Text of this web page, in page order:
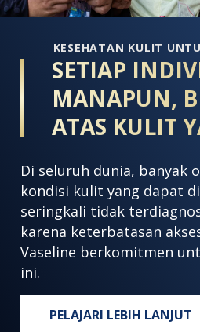
KESEHATAN KULIT
SETIAP
MANAPUN,
ATAS KULIT
Di seluruh dunia, banyak
kondisi kulit yang dapat
seringkali tidak
karena keterbatasan
Vaseline berkomitmen
ini.
PELAJARI LEBIH LANJUT
SETIAP